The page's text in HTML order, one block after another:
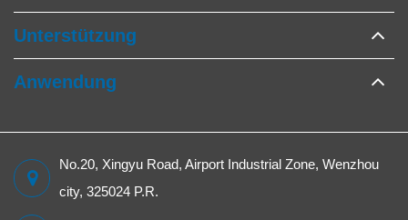
Unterstützung
Anwendung
No.20, Xingyu Road, Airport Industrial Zone, Wenzhou
city, 325024 P.R.